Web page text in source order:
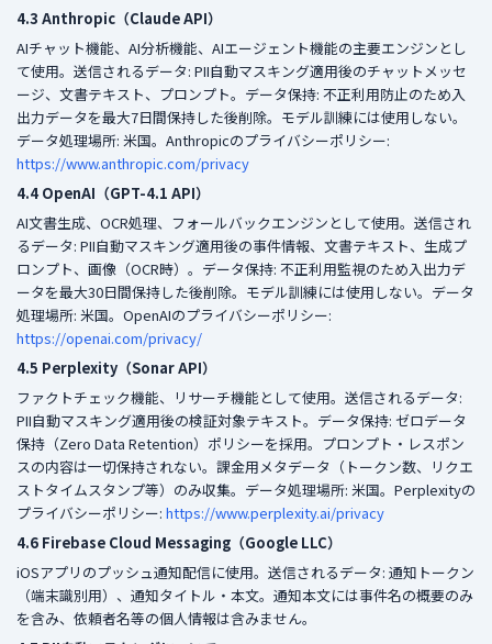
4.3 Anthropic（Claude API）
AIチャット機能、AI分析機能、AIエージェント機能の主要エンジンとし
て使用。送信されるデータ: PII自動マスキング適用後のチャットメッセ
ージ、文書テキスト、プロンプト。データ保持: 不正利用防止のため入
出力データを最大7日間保持した後削除。モデル訓練には使用しない。
データ処理場所: 米国。Anthropicのプライバシーポリシー:
https://www.anthropic.com/privacy
4.4 OpenAI（GPT-4.1 API）
AI文書生成、OCR処理、フォールバックエンジンとして使用。送信され
るデータ: PII自動マスキング適用後の事件情報、文書テキスト、生成プ
ロンプト、画像（OCR時）。データ保持: 不正利用監視のため入出力デ
ータを最大30日間保持した後削除。モデル訓練には使用しない。データ
処理場所: 米国。OpenAIのプライバシーポリシー:
https://openai.com/privacy/
4.5 Perplexity（Sonar API）
ファクトチェック機能、リサーチ機能として使用。送信されるデータ:
PII自動マスキング適用後の検証対象テキスト。データ保持: ゼロデータ
保持（Zero Data Retention）ポリシーを採用。プロンプト・レスポン
スの内容は一切保持されない。課金用メタデータ（トークン数、リクエ
ストタイムスタンプ等）のみ収集。データ処理場所: 米国。Perplexityの
プライバシーポリシー: https://www.perplexity.ai/privacy
4.6 Firebase Cloud Messaging（Google LLC）
iOSアプリのプッシュ通知配信に使用。送信されるデータ: 通知トークン
（端末識別用）、通知タイトル・本文。通知本文には事件名の概要のみ
を含み、依頼者名等の個人情報は含みません。